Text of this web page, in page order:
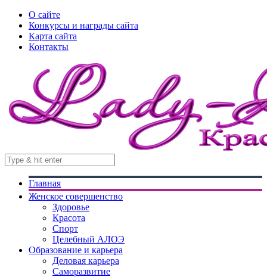
О сайте
Конкурсы и награды сайта
Карта сайта
Контакты
Главная
Женское совершенство
Здоровье
Красота
Спорт
Целебный АЛОЭ
Образование и карьера
Деловая карьера
Саморазвитие